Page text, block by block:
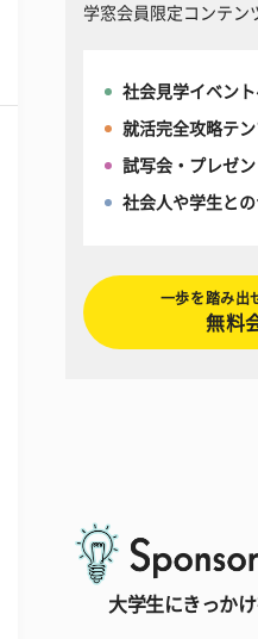
学窓会員限定コンテン
社会見学イベン
就活完全攻略テ
試写会・プレゼ
社会人や学生と
一歩を踏み出
無料
大学生にきっか